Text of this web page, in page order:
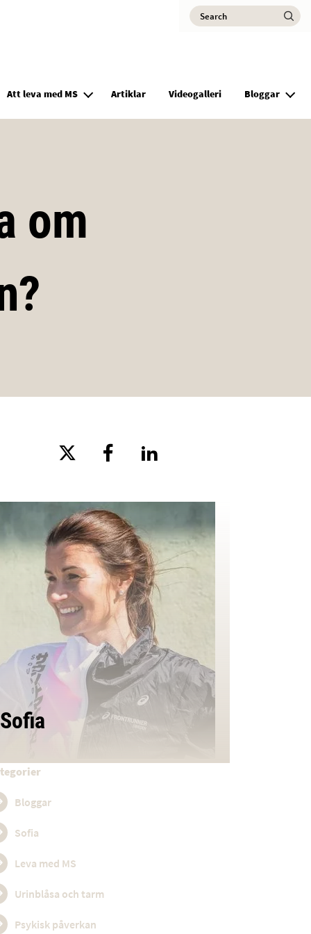
Search
Att leva med MS Artiklar Videogalleri Bloggar
om
Sofia
Bloggar
Sofia
Leva med MS
Urinblåsa och tarm
Psykisk påverkan